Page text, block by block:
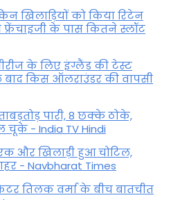
खिलाड़ियों को किया रिटेन
के पास कितने स्लॉट
के लिए इंग्लैंड की टेस्ट
बाद किस ऑलराउंडर की वापसी
पारी, 8 छक्के ठोके,
- India TV Hindi
और खिलाड़ी हुआ चोटिल,
- Navbharat Times
तिलक वर्मा के बीच बातचीत